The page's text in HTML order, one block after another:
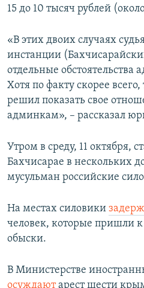
15 до 10 тысяч рублей
«В этих двоих случаях
инстанции
отдельные
Хотя по факту скорее
решил показать свое
админкам», – рассказал
Утром в среду, 11 октября,
Бахчисарае в нескольких
мусульман российские
На местах силовики
человек, которые пришли
обыски.
В Министерстве
осуждаютарест шести